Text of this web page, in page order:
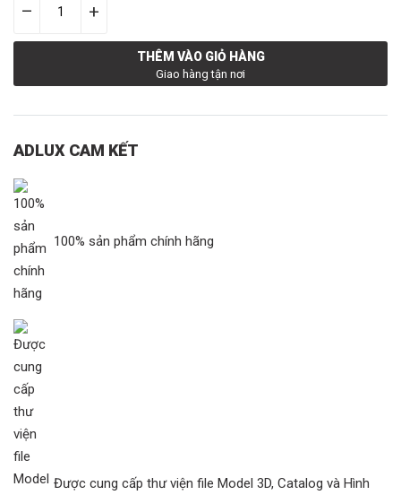
– +
THÊM VÀO GIỎ HÀNG
Giao hàng tận nơi
ADLUX CAM KẾT
100% sản phẩm chính hãng
Được cung cấp thư viện file Model 3D, Catalog và Hình